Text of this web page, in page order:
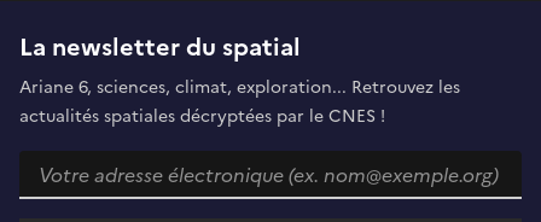
La newsletter du spatial
Ariane 6, sciences, climat, exploration... Retrouvez les
actualités spatiales décryptées par le CNES !